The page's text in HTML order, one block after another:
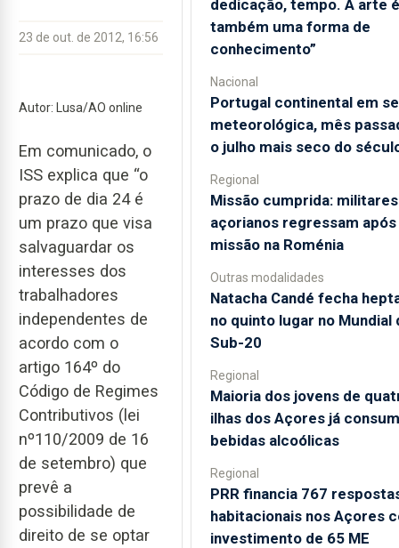
23 de out. de 2012, 16:56
Autor: Lusa/AO online
Em comunicado, o
ISS explica que “o
prazo de dia 24 é
um prazo que visa
salvaguardar os
interesses dos
trabalhadores
independentes de
acordo com o
artigo 164º do
Código de Regimes
Contributivos (lei
nº110/2009 de 16
de setembro) que
prevê a
possibilidade de
direito de se optar
dedicação, tempo. A arte é
também uma forma de
conhecimento”
Nacional
Portugal continental em
meteorológica, mês
o julho mais seco do
Regional
Missão cumprida: militares
açorianos regressam após
missão na Roménia
Outras modalidades
Natacha Candé fecha
no quinto lugar no Mundial
Sub-20
Regional
Maioria dos jovens de
ilhas dos Açores já
bebidas alcoólicas
Regional
PRR financia 767
habitacionais nos Açores
investimento de 65 ME